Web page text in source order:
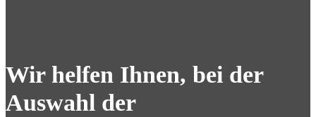
Wir helfen Ihnen, bei der
Auswahl der